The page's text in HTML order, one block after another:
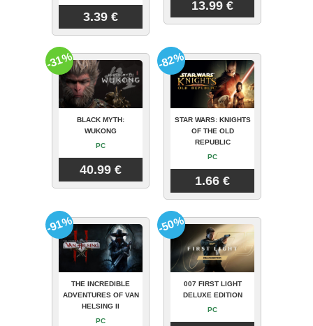
3.39 €
13.99 €
BLACK MYTH:
WUKONG
PC
40.99 €
-31%
STAR WARS: KNIGHTS
OF THE OLD
REPUBLIC
PC
1.66 €
-82%
THE INCREDIBLE
ADVENTURES OF VAN
HELSING II
PC
-91%
007 FIRST LIGHT
DELUXE EDITION
PC
-50%